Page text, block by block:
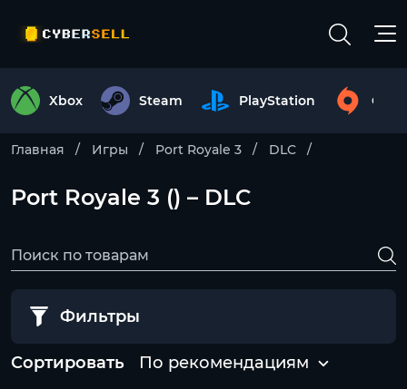
Xbox Steam PlayStation
Главная Игры Port Royale 3 DLC
Port Royale 3 () – DLC
Фильтры
Сортировать По рекомендациям